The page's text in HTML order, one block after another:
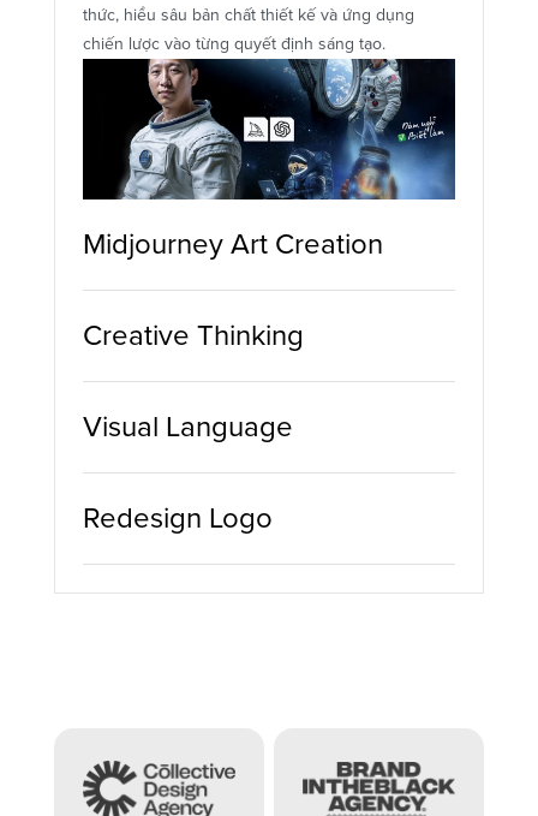
thức, hiểu sâu bản chất thiết kế và ứng dụng
chiến lược vào từng quyết định sáng tạo.
Midjourney Art Creation
Creative Thinking
Visual Language
Redesign Logo